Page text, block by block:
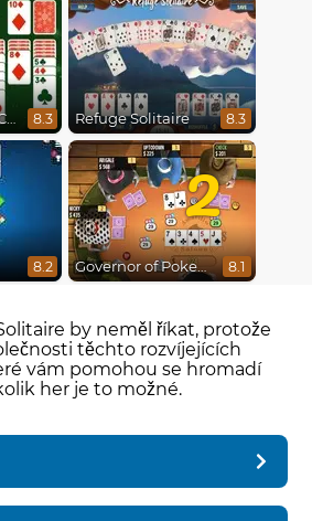
Solitaire Classic Christmas 8.3 Refuge Solitaire 8.3
8.2
2
Governor of Poker 2 8.1
by neměl říkat, protože
těchto rozvíjejících
vám pomohou se hromadí
her je to možné.